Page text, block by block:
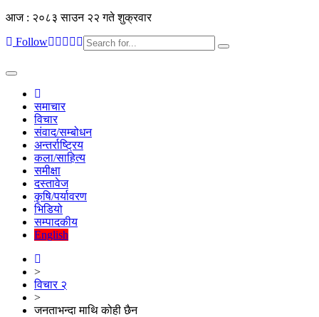
आज : २०८३ साउन २२ गते शुक्रवार
Follow
Toggle
navigation
समाचार
विचार
संवाद/सम्बोधन
अन्तर्राष्ट्रिय
कला/साहित्य
समीक्षा
दस्तावेज
कृषि/पर्यावरण
भिडियो
सम्पादकीय
English
>
विचार २
>
जनताभन्दा माथि कोही छैन